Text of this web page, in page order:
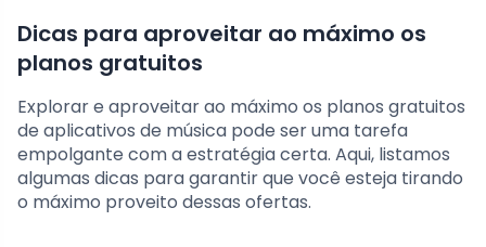
Dicas para aproveitar ao máximo os
planos gratuitos
Explorar e aproveitar ao máximo os planos gratuitos
de aplicativos de música pode ser uma tarefa
empolgante com a estratégia certa. Aqui, listamos
algumas dicas para garantir que você esteja tirando
o máximo proveito dessas ofertas.